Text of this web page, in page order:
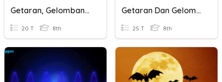
Getaran, Gelombang Dan Bunyi
20 T 8th
Getaran Dan Gelombang
25 T 8th